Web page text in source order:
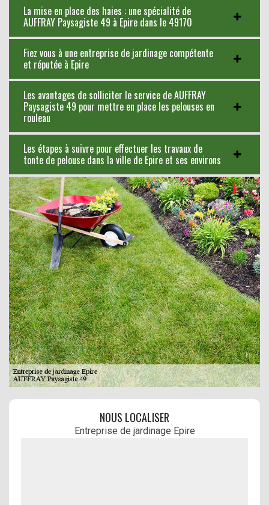
La mise en place des haies : une spécialité de
AUFFRAY Paysagiste 49 à Epire dans le 49170
Fiez vous à une entreprise de jardinage compétente
et réputée à Epire
Les avantages de solliciter le service de AUFFRAY
Paysagiste 49 pour mettre en place les pelouses en
rouleau
Les étapes à suivre pour effectuer les travaux de
tonte de pelouse dans la ville de Epire et ses environs
NOUS LOCALISER
Entreprise de jardinage Epire